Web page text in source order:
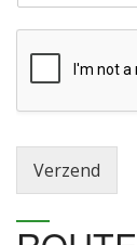
Verzend